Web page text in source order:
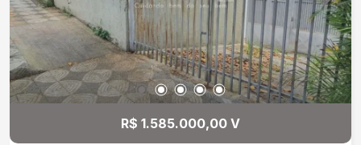
R$ 1.585.000,00 V